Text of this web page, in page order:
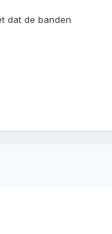
dat de banden